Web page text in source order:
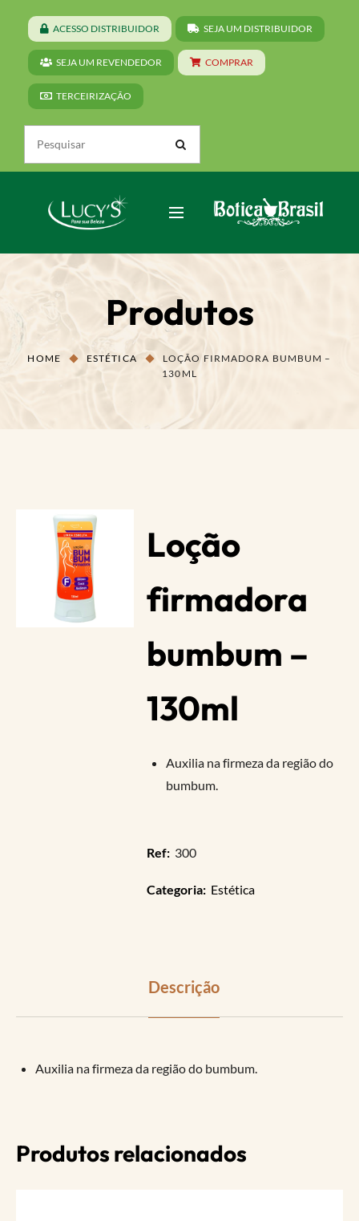
ACESSO DISTRIBUIDOR SEJA UM DISTRIBUIDOR
SEJA UM REVENDEDOR COMPRAR
TERCEIRIZAÇÃO
Produtos
HOME ESTÉTICA
LOÇÃO FIRMADORA BUMBUM –
130ML
Loção
firmadora
bumbum –
130ml
Auxilia na firmeza da região do
bumbum.
Ref: 300
Categoria: Estética
Descrição
Auxilia na firmeza da região do bumbum.
Produtos relacionados